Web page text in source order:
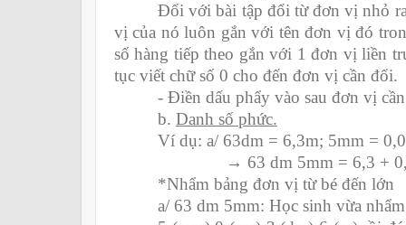
Đổi với bài tập đổi từ đơn vị nhỏ
vị của nó luôn gắn với tên đơn vị đó
số hàng tiếp theo gắn với 1 đơn vị liền
tục viết chữ số 0 cho đến đơn vị cần đổi.
- Điền dấu phẩy vào sau đơn vị
b. Danh số phức.
Ví dụ: a/ 63dm = 6,3m; 5mm =
→ 63 dm 5mm = 6,3 +
*Nhẩm bảng đơn vị từ bé đến lớn
a/ 63 dm 5mm: Học sinh vừa